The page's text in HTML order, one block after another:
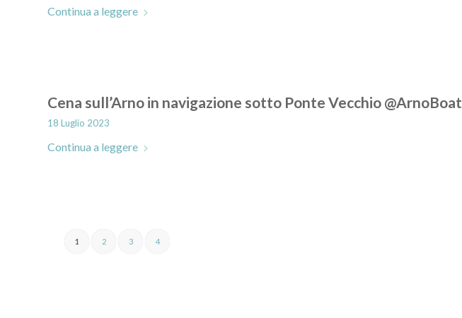
Continua a leggere
Cena sull’Arno in navigazione sotto Ponte Vecchio @ArnoBoat
18 Luglio 2023
Continua a leggere
1 2 3 4